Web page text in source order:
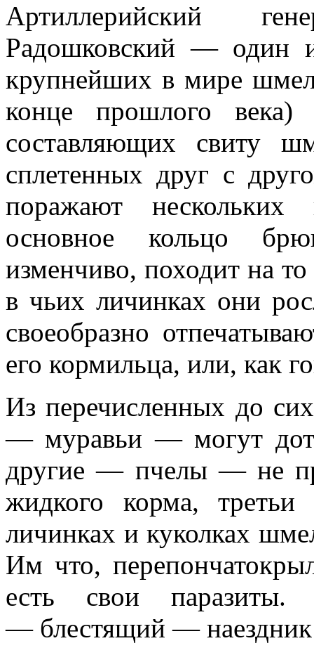
Артиллерийский
Радошковский — один
крупнейших в мире
конце прошлого
составляющих свиту
сплетенных друг с
поражают нескольких
основное кольцо
изменчиво, походит на
в чьих личинках они
своеобразно
его кормильца, или, как
Из перечисленных до
— муравьи — могут
другие — пчелы — не
жидкого корма,
личинках и куколках
Им что,
есть свои паразиты.
— блестящий — наездник